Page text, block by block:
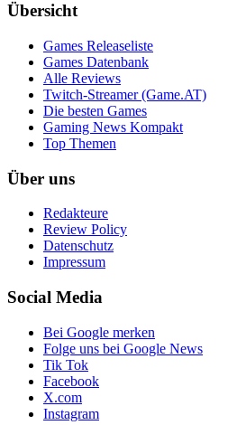
Übersicht
Games Releaseliste
Games Datenbank
Alle Reviews
Twitch-Streamer (Game.AT)
Die besten Games
Gaming News Kompakt
Top Themen
Über uns
Redakteure
Review Policy
Datenschutz
Impressum
Social Media
Bei Google merken
Folge uns bei Google News
Tik Tok
Facebook
X.com
Instagram